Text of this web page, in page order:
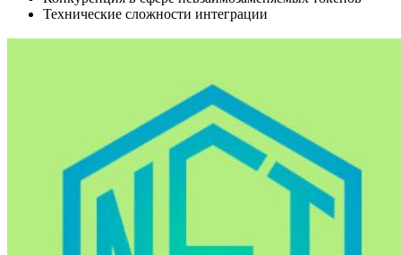
Технические сложности интеграции